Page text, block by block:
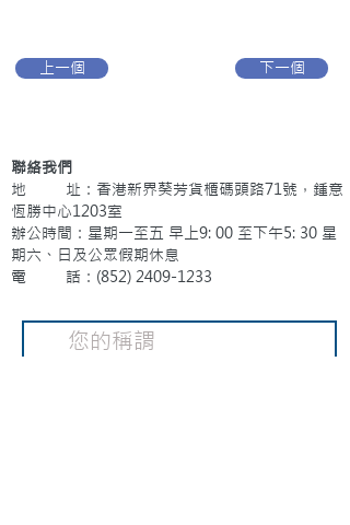
上一個 下一個
聯絡我們
地 址：香港新界葵芳貨櫃碼頭路71號，鍾意
恆勝中心1203室
辦公時間：星期一至五 早上9: 00 至下午5: 30 星
期六、日及公眾假期休息
電 話：(852) 2409-1233